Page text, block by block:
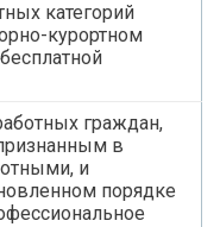
категорий
курортном
граждан,
в
и
порядке